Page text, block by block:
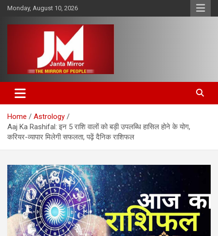
Skip
content
Monday, August 10, 2026
Janta Mirror
Home
Astrology
Aaj Ka Rashifal: इन 5 राशि वालों को बड़ी उपलब्धि हासिल होने के योग,
करियर-व्यापार मिलेगी सफलता, पढ़ें दैनिक राशिफल